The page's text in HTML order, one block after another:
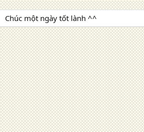
Chúc một ngày tốt lành ^^